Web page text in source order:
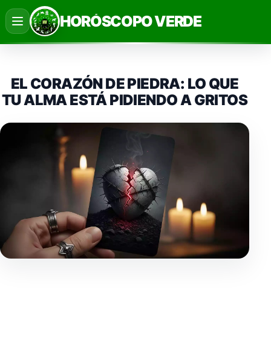
Saltar
al
contenido
HORÓSCOPO VERDE
EL CORAZÓN DE PIEDRA: LO QUE
TU ALMA ESTÁ PIDIENDO A GRITOS